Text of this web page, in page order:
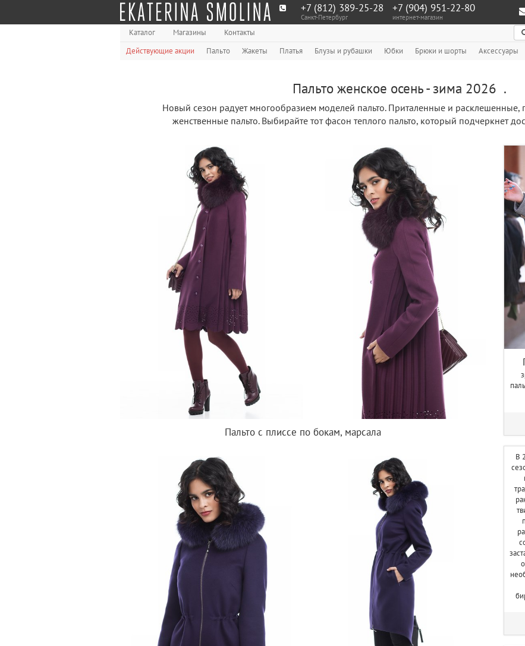
+7 (812) 389-25-28
Санкт-Петербург
+7 (904) 951‑22‑80
интернет-магазин
Каталог Магазины Контакты
Действующие акции
Пальто Жакеты Платья Блузы и рубашки Юбки Брюки и шорты Аксессуары
Пальто женское осень - зима 2026 .
Новый сезон радует многообразием моделей пальто. Приталенные и
женственные пальто. Выбирайте тот фасон теплого пальто, который подчеркнет
Пальто с плиссе по бокам, марсала
В